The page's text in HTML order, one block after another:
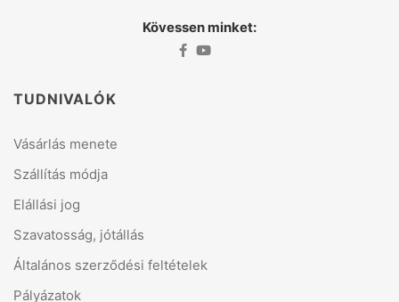
Kövessen minket:
TUDNIVALÓK
Vásárlás menete
Szállítás módja
Elállási jog
Szavatosság, jótállás
Általános szerződési feltételek
Pályázatok